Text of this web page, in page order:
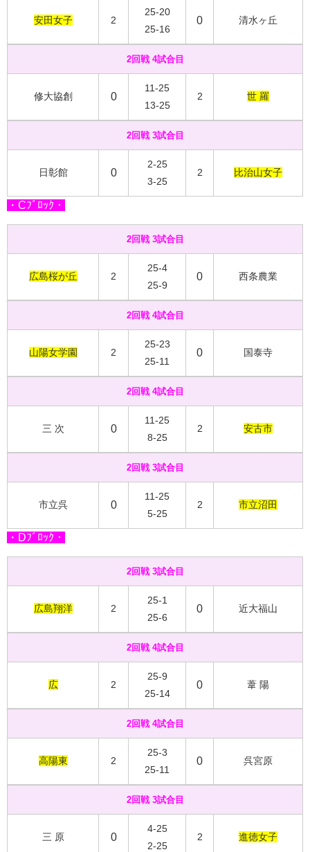
安田女子 2
25-20
25-16
0 清水ヶ丘
2回戦 4試合目
修大協創 0
11-25
13-25
2 世 羅
2回戦 3試合目
日彰館 0
2-25
3-25
2 比治山女子
・Cﾌﾞﾛｯｸ・
2回戦 3試合目
広島桜が丘 2
25-4
25-9
0 西条農業
2回戦 4試合目
山陽女学園 2
25-23
25-11
0 国泰寺
2回戦 4試合目
三 次 0
11-25
8-25
2 安古市
2回戦 3試合目
市立呉 0
11-25
5-25
2 市立沼田
・Dﾌﾞﾛｯｸ・
2回戦 3試合目
広島翔洋 2
25-1
25-6
0 近大福山
2回戦 4試合目
広 2
25-9
25-14
0 葦 陽
2回戦 4試合目
高陽東 2
25-3
25-11
0 呉宮原
2回戦 3試合目
三 原 0
4-25
2-25
2 進徳女子